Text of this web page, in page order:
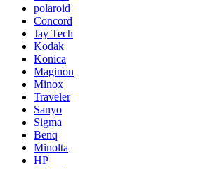
polaroid
Concord
Jay Tech
Kodak
Konica
Maginon
Minox
Traveler
Sanyo
Sigma
Benq
Minolta
HP